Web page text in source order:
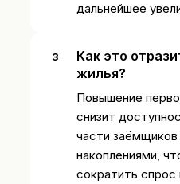
дальнейшее
Как это
жилья?
Повышение
снизит
части
накоплениями,
сократить спрос